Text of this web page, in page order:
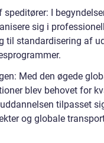
I
sig i
til standardisering af
Med den øgede
blev behovet for
tilpasset
og globale